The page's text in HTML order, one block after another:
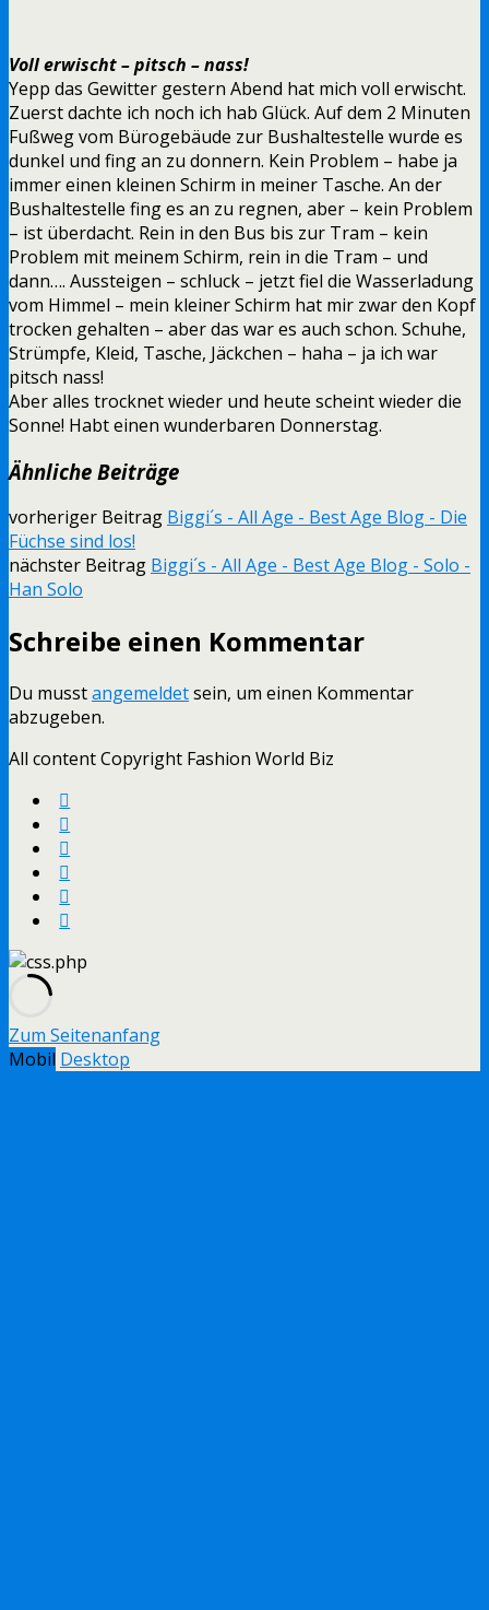
Voll erwischt – pitsch – nass!
Yepp das Gewitter gestern Abend hat mich voll erwischt.
Zuerst dachte ich noch ich hab Glück. Auf dem 2 Minuten
Fußweg vom Bürogebäude zur Bushaltestelle wurde es
dunkel und fing an zu donnern. Kein Problem – habe ja
immer einen kleinen Schirm in meiner Tasche. An der
Bushaltestelle fing es an zu regnen, aber – kein Problem
– ist überdacht. Rein in den Bus bis zur Tram – kein
Problem mit meinem Schirm, rein in die Tram – und
dann…. Aussteigen – schluck – jetzt fiel die Wasserladung
vom Himmel – mein kleiner Schirm hat mir zwar den Kopf
trocken gehalten – aber das war es auch schon. Schuhe,
Strümpfe, Kleid, Tasche, Jäckchen – haha – ja ich war
pitsch nass!
Aber alles trocknet wieder und heute scheint wieder die
Sonne! Habt einen wunderbaren Donnerstag.
Ähnliche Beiträge
vorheriger Beitrag Biggi´s - All Age - Best Age Blog - Die
Füchse sind los!
nächster Beitrag Biggi´s - All Age - Best Age Blog - Solo -
Han Solo
Schreibe einen Kommentar
Du musstangemeldetsein, um einen Kommentar
abzugeben.
All content Copyright Fashion World Biz
Zum Seitenanfang
Mobil Desktop